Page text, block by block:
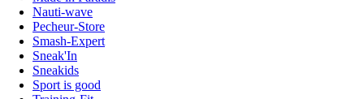
Nauti-wave
Pecheur-Store
Smash-Expert
Sneak'In
Sneakids
Sport is good